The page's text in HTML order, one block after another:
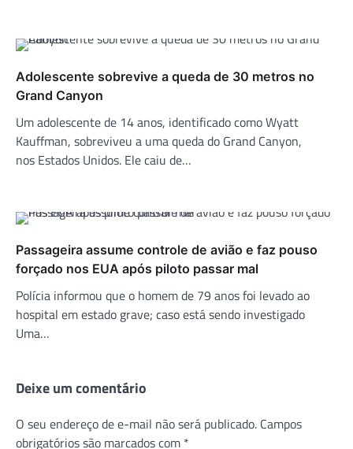
Adolescente sobrevive a queda de 30 metros no
Grand Canyon
Um adolescente de 14 anos, identificado como Wyatt
Kauffman, sobreviveu a uma queda do Grand Canyon,
nos Estados Unidos. Ele caiu de…
Passageira assume controle de avião e faz pouso
forçado nos EUA após piloto passar mal
Polícia informou que o homem de 79 anos foi levado ao
hospital em estado grave; caso está sendo investigado
Uma…
Deixe um comentário
O seu endereço de e-mail não será publicado. Campos
obrigatórios são marcados com *